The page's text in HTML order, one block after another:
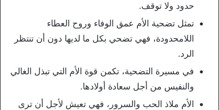
حدود ولا توقف.
تمثل تضحية الأم عمق الوفاء وروح العطاء
اللامحدودة، فهي تضحي بكل ما لديها دون أن تنتظر
الرد.
في مسيرة التضحية، تكمن قوة الأم التي تبذل الغالي
والنفيس من أجل سعادة أولادها.
الأم ملاذ الحب والسرور، فهي تعيش لأجل أن ترى